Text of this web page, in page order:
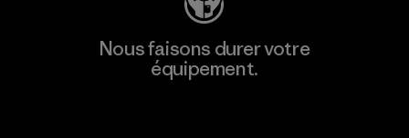
Nous faisons durer votre
équipement.